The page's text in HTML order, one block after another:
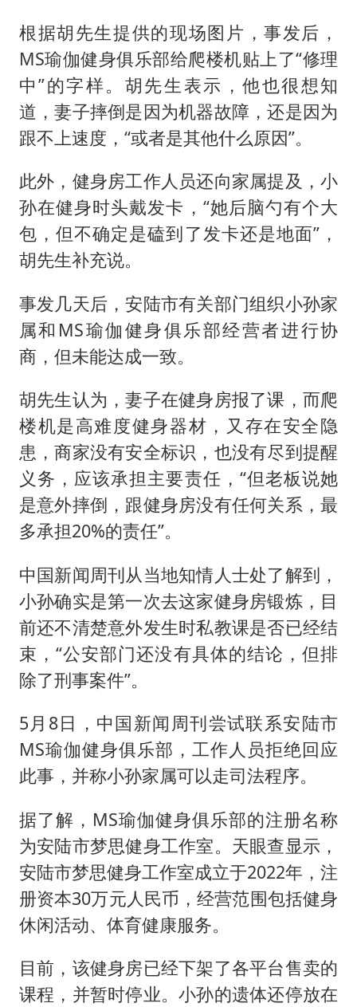
根据胡先生提供的现场图片，事发后，
MS瑜伽健身俱乐部给爬楼机贴上了“修理
中”的字样。胡先生表示，他也很想知
道，妻子摔倒是因为机器故障，还是因为
跟不上速度，“或者是其他什么原因”。
此外，健身房工作人员还向家属提及，小
孙在健身时头戴发卡，“她后脑勺有个大
包，但不确定是磕到了发卡还是地面”，
胡先生补充说。
事发几天后，安陆市有关部门组织小孙家
属和MS瑜伽健身俱乐部经营者进行协
商，但未能达成一致。
胡先生认为，妻子在健身房报了课，而爬
楼机是高难度健身器材，又存在安全隐
患，商家没有安全标识，也没有尽到提醒
义务，应该承担主要责任，“但老板说她
是意外摔倒，跟健身房没有任何关系，最
多承担20%的责任”。
中国新闻周刊从当地知情人士处了解到，
小孙确实是第一次去这家健身房锻炼，目
前还不清楚意外发生时私教课是否已经结
束，“公安部门还没有具体的结论，但排
除了刑事案件”。
5月8日，中国新闻周刊尝试联系安陆市
MS瑜伽健身俱乐部，工作人员拒绝回应
此事，并称小孙家属可以走司法程序。
据了解，MS瑜伽健身俱乐部的注册名称
为安陆市梦思健身工作室。天眼查显示，
安陆市梦思健身工作室成立于2022年，注
册资本30万元人民币，经营范围包括健身
休闲活动、体育健康服务。
目前，该健身房已经下架了各平台售卖的
课程，并暂时停业。小孙的遗体还停放在